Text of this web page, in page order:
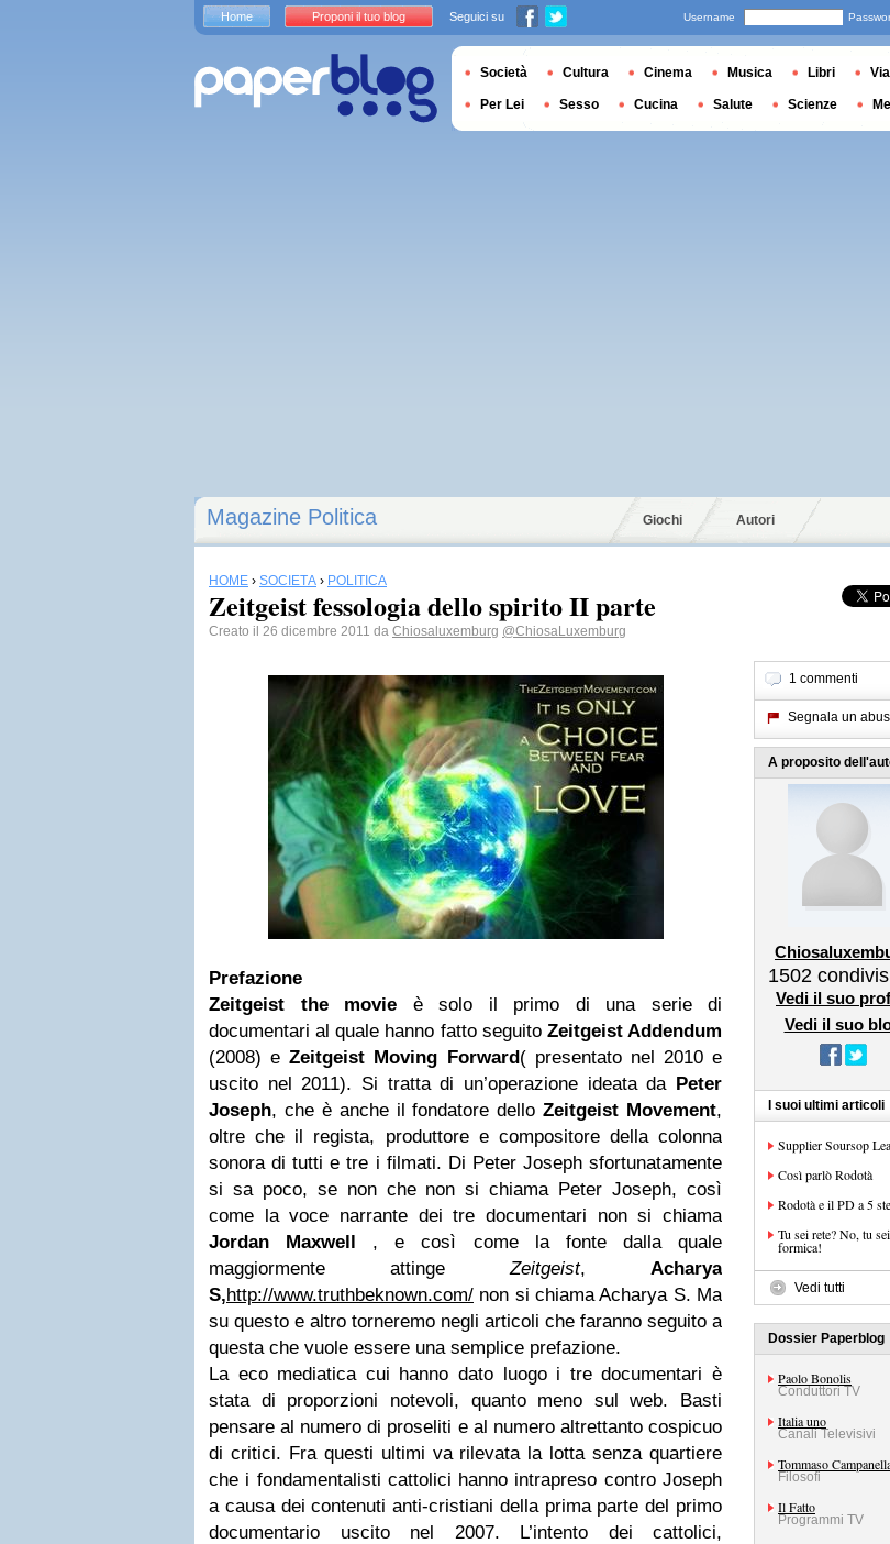
Magazine Politica Giochi Autori
HOME › SOCIETÀ › POLITICA
Zeitgeist fessologia dello spirito II parte
Creato il 26 dicembre 2011 da Chiosaluxemburg @ChiosaLuxemburg
Prefazione
Zeitgeist the movie è solo il primo di una serie di
documentari al quale hanno fatto seguito Zeitgeist Addendum
(2008) eZeitgeist Moving Forward( presentato nel 2010 e
uscito nel 2011). Si tratta di un’operazione ideata da Peter
Joseph, che è anche il fondatore delloZeitgeist Movement,
oltre che il regista, produttore e compositore della colonna
sonora di tutti e tre i filmati. Di Peter Joseph sfortunatamente
si sa poco, se non che non si chiama Peter Joseph, così
come la voce narrante dei tre documentari non si chiama
Jordan Maxwell , e così come la fonte dalla quale
maggiormente attingeZeitgeist, Acharya
S,http://www.truthbeknown.com/ non si chiama Acharya S. Ma
su questo e altro torneremo negli articoli che faranno seguito a
questa che vuole essere una semplice prefazione.
La eco mediatica cui hanno dato luogo i tre documentari è
stata di proporzioni notevoli, quanto meno sul web. Basti
pensare al numero di proseliti e al numero altrettanto cospicuo
di critici. Fra questi ultimi va rilevata la lotta senza quartiere
che i fondamentalisti cattolici hanno intrapreso contro Joseph
a causa dei contenuti anti-cristiani della prima parte del primo
documentario uscito nel 2007. L’intento dei cattolici,
1 commenti
Segnala un
A proposito
1502
Vedi il suo
Vedi il suo
I suoi ultimi articoli
Supplier Soursop
Così parlò Rodotà
Rodotà e il PD a 5
Tu sei rete? No, tu sei
formica!
Vedi tutti
Dossier Paperblog
Paolo Bonolis
Conduttori TV
Italia uno
Canali Televisivi
Tommaso
Filosofi
Il Fatto
Programmi TV
Home Proponi il tuo blog Seguici su Username
Società Cultura Cinema Musica Libri
Per Lei Sesso Cucina Salute Scienze